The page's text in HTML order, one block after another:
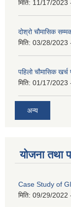
मिति: 11/17/2023
दोश्रो चौमासिक
मिति: 03/28/2023
पहिलो चौमासिक
मिति: 01/17/2023
अन्य
योजना तथा
Case Study of
मिति: 09/29/2022